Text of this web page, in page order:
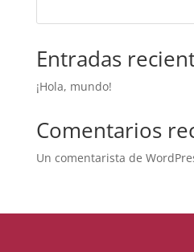
Entradas
¡Hola, mundo!
Comentarios
Un comentarista de